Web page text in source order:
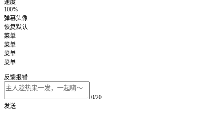
速度
100%
弹幕头像
恢复默认
菜单
菜单
菜单
菜单
反馈报错
0/20
发送